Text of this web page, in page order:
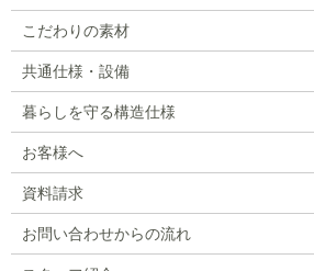
こだわりの素材
共通仕様・設備
暮らしを守る構造仕様
お客様へ
資料請求
お問い合わせからの流れ